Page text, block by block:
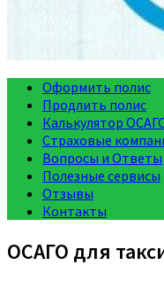
Оформить полис
Продлить полис
Калькулятор
Страховые
Вопросы и Ответы
Полезные сервисы
Отзывы
Контакты
ОСАГО для